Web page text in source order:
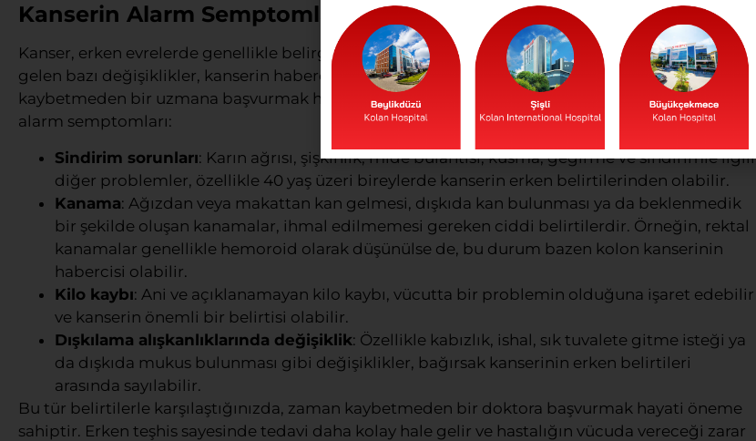
Kanserin Alarm Semptomları: Hangi Belirtiler Ciddiye Alınmalı?
Kanser, erken evrelerde genellikle belirgin bir semptom vermeyebilir. Ancak vücutta meydana
gelen bazı değişiklikler, kanserin habercisi olabilir. Bu belirtileri fark ettiğinizde, zaman
kaybetmeden bir uzmana başvurmak hayati önem taşır. İşte dikkat edilmesi gereken başlıca
alarm semptomları:
Sindirim sorunları: Karın ağrısı, şişkinlik, mide bulantısı, kusma, geğirme ve sindirimle ilgili
diğer problemler, özellikle 40 yaş üzeri bireylerde kanserin erken belirtilerinden olabilir.
Kanama: Ağızdan veya makattan kan gelmesi, dışkıda kan bulunması ya da beklenmedik
bir şekilde oluşan kanamalar, ihmal edilmemesi gereken ciddi belirtilerdir. Örneğin, rektal
kanamalar genellikle hemoroid olarak düşünülse de, bu durum bazen kolon kanserinin
habercisi olabilir.
Kilo kaybı: Ani ve açıklanamayan kilo kaybı, vücutta bir problemin olduğuna işaret edebilir
ve kanserin önemli bir belirtisi olabilir.
Dışkılama alışkanlıklarında değişiklik: Özellikle kabızlık, ishal, sık tuvalete gitme isteği ya
da dışkıda mukus bulunması gibi değişiklikler, bağırsak kanserinin erken belirtileri
arasında sayılabilir.
Bu tür belirtilerle karşılaştığınızda, zaman kaybetmeden bir doktora başvurmak hayati öneme
sahiptir. Erken teşhis sayesinde tedavi daha kolay hale gelir ve hastalığın vücuda vereceği zarar